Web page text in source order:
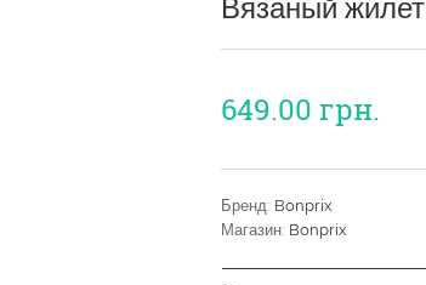
Вязаный жилет
649.00 грн.
Бренд: Bonprix
Магазин: Bonprix